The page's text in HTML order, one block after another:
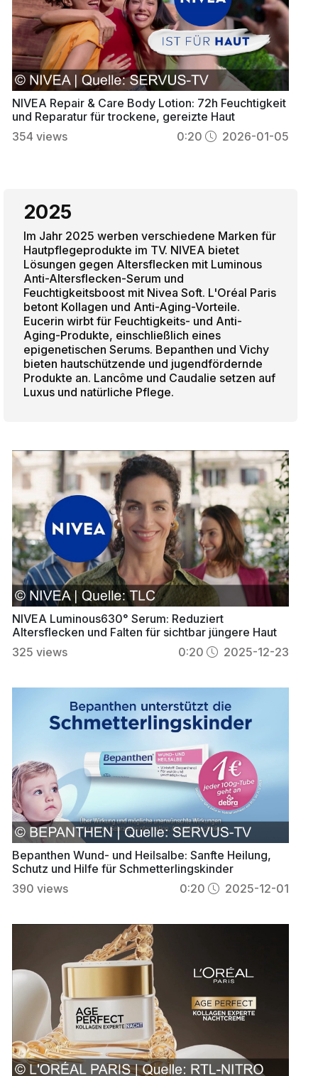
NIVEA Repair & Care Body Lotion: 72h Feuchtigkeit
und Reparatur für trockene, gereizte Haut
354 views 0:20 2026-01-05
2025
Im Jahr 2025 werben verschiedene Marken für
Hautpflegeprodukte im TV. NIVEA bietet
Lösungen gegen Altersflecken mit Luminous
Anti-Altersflecken-Serum und
Feuchtigkeitsboost mit Nivea Soft. L'Oréal Paris
betont Kollagen und Anti-Aging-Vorteile.
Eucerin wirbt für Feuchtigkeits- und Anti-
Aging-Produkte, einschließlich eines
epigenetischen Serums. Bepanthen und Vichy
bieten hautschützende und jugendfördernde
Produkte an. Lancôme und Caudalie setzen auf
Luxus und natürliche Pflege.
NIVEA Luminous630° Serum: Reduziert
Altersflecken und Falten für sichtbar jüngere Haut
325 views 0:20 2025-12-23
Bepanthen Wund- und Heilsalbe: Sanfte Heilung,
Schutz und Hilfe für Schmetterlingskinder
390 views 0:20 2025-12-01